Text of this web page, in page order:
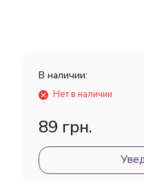
В наличии:
Нет в наличии
89 грн.